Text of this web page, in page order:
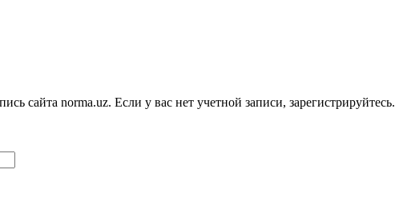
сайта norma.uz. Если у вас нет учетной записи, зарегистрируйтесь.